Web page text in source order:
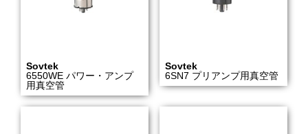
Sovtek
6550WE パワー・アンプ
用真空管
Sovtek
6SN7 プリアンプ用真空管